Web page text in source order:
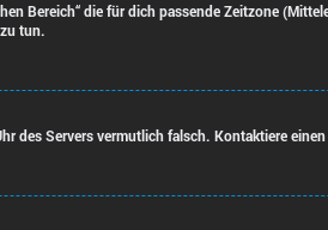
Bereich“ die für dich passende Zeitzone
tun.
Servers vermutlich falsch. Kontaktiere